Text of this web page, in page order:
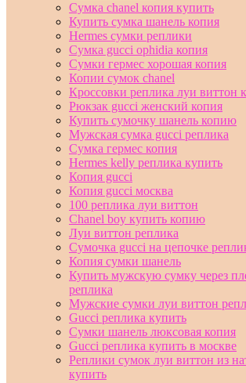
Сумка chanel копия купить
Купить сумка шанель копия
Hermes сумки реплики
Сумка gucci ophidia копия
Сумки гермес хорошая копия
Копии сумок chanel
Кроссовки реплика луи виттон
Рюкзак gucci женский копия
Купить сумочку шанель копию
Мужская сумка gucci реплика
Сумка гермес копия
Hermes kelly реплика купить
Копия gucci
Копия gucci москва
100 реплика луи виттон
Chanel boy купить копию
Луи виттон реплика
Сумочка gucci на цепочке
Копия сумки шанель
Купить мужскую сумку через
реплика
Мужские сумки луи виттон
Gucci реплика купить
Сумки шанель люксовая копия
Gucci реплика купить в москве
Реплики сумок луи виттон из
купить